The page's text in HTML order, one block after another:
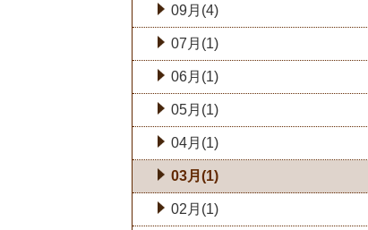
09月(4)
07月(1)
06月(1)
05月(1)
04月(1)
03月(1)
02月(1)